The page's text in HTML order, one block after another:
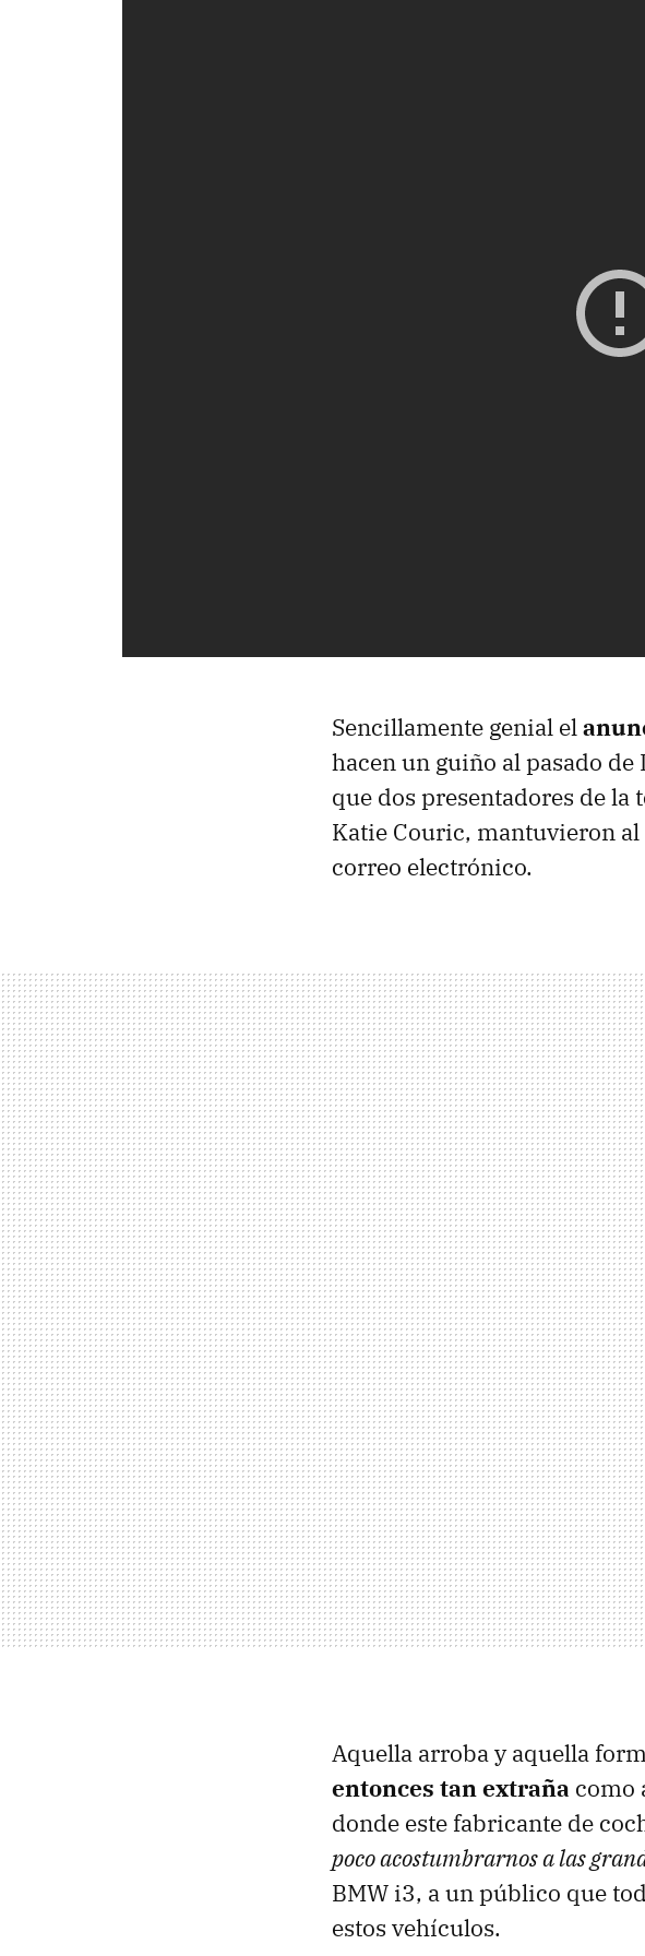
Sencillamente genial el
hacen un guiño al pasado
que dos presentadores de
Katie Couric, mantuvieron
correo electrónico.
Aquella arroba y aquella
entonces tan extraña como
donde este fabricante de
poco acostumbrarnos a las
BMW i3, a un público que
estos vehículos.